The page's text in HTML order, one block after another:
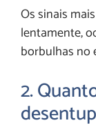
Os sinais
lentamente,
borbulhas no
2.